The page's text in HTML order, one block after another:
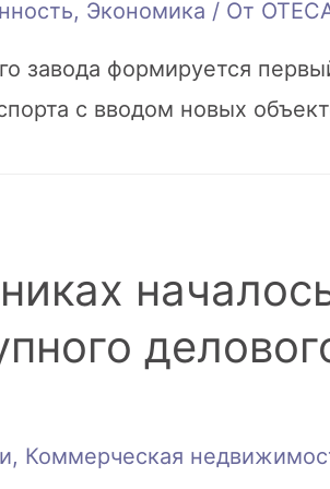
, Экономика / От
завода формируется
с вводом новых
, Коммерческая